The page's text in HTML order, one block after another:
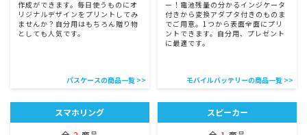
作成ができます。毎日使うものにオ
リジナルデザインをプリントしてみ
ませんか？自分用はもちろん贈り物
としても人気です。
パスケースの商品一覧 >>
ー！電池残量の分かるインジケータ
付きから変換アダプタ付きのものま
でご用意。1つから表面全面にプリ
ントできます。自分用、プレゼント
に最適です。
モバイルバッテリーの商品一覧 >>
スマホリング
スピーカー